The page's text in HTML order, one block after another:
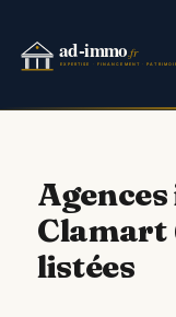
contenu
Clamart
listées